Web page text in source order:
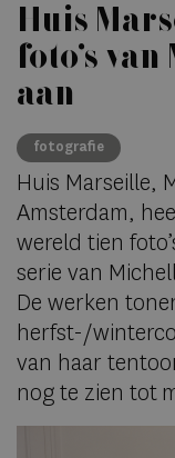
Huis
foto’s
aan
fotografie
Huis Marseille,
Amsterdam,
wereld tien
serie van
De werken
herfst-/
van haar
nog te zien tot